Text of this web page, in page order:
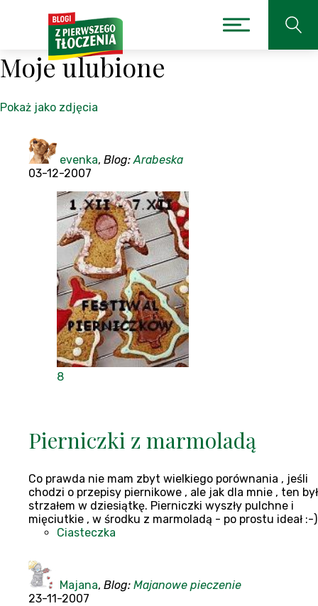
Moje ulubione
Pokaż jako zdjęcia
evenka, Blog: Arabeska
03-12-2007
8
Pierniczki z marmoladą
Co prawda nie mam zbyt wielkiego porównania , jeśli
chodzi o przepisy piernikowe , ale jak dla mnie , ten był
strzałem w dziesiątkę. Pierniczki wyszły pulchne i
mięciutkie , w środku z marmoladą - po prostu ideał :-)
Ciasteczka
Majana, Blog: Majanowe pieczenie
23-11-2007